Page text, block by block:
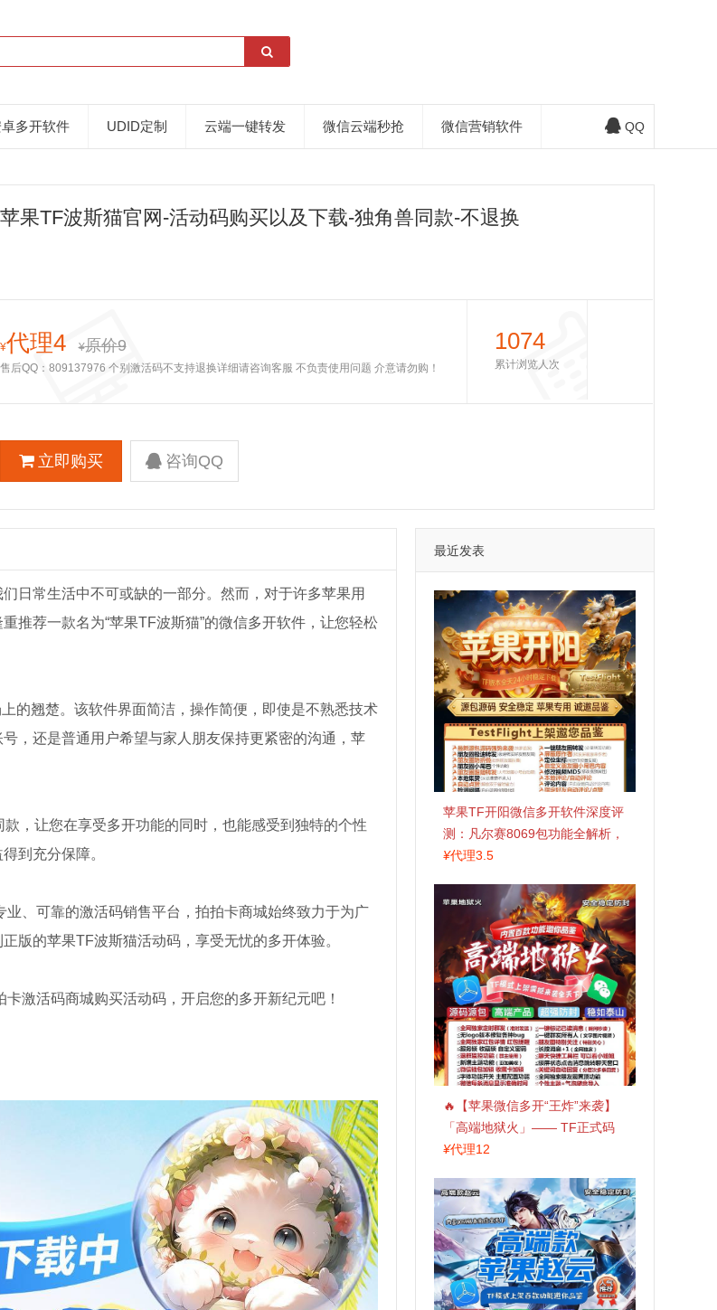
多开软件 UDID定制 云端一键转发 微信云端秒抢 微信营销软件 QQ
苹果TF波斯猫官网-活动码购买以及下载-独角兽同款-不退换
¥代理4 ¥原价9
售后QQ：809137976 个别激活码不支持退换详细请咨询客服 不负责使用问题 介意请勿购！
1074
累计浏览人次
立即购买 咨询QQ
日常生活中不可或缺的一部分。然而，对于许多苹果用
推荐一款名为“苹果TF波斯猫”的微信多开软件，让您轻松
的翘楚。该软件界面简洁，操作简便，即使是不熟悉技术
，还是普通用户希望与家人朋友保持更紧密的沟通，苹
，让您在享受多开功能的同时，也能感受到独特的个性
到充分保障。
、可靠的激活码销售平台，拍拍卡商城始终致力于为广
版的苹果TF波斯猫活动码，享受无忧的多开体验。
激活码商城购买活动码，开启您的多开新纪元吧！
最近发表
苹果TF开阳微信多开软件深度评
测：凡尔赛8069包功能全解析，
TestFlight稳定版上架，激活认准
¥代理3.5
🔥【苹果微信多开“王炸”来袭】
「高端地狱火」—— TF正式码
+斗战神8073包，7天退换，安全
¥代理12